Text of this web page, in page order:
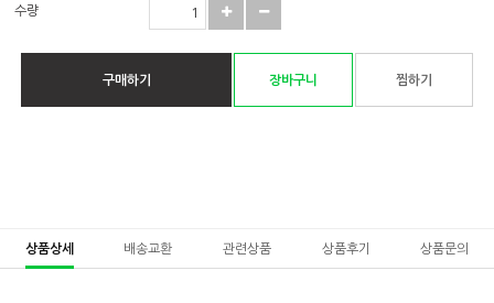
수량
구매하기 장바구니 찜하기
상품상세 배송교환 관련상품 상품후기 상품문의